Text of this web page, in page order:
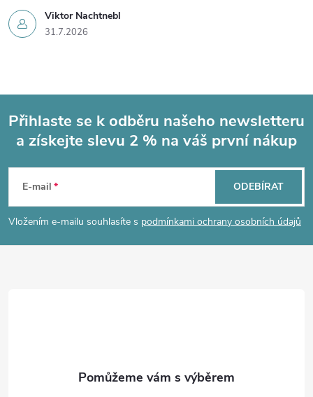
Viktor Nachtnebl
31.7.2026
p
a
Přihlaste se k odběru našeho newsletteru
a získejte slevu 2 % na váš první nákup
E-mail
Vložením e-mailu souhlasíte s podmínkami ochrany osobních údajů
ODEBÍRAT